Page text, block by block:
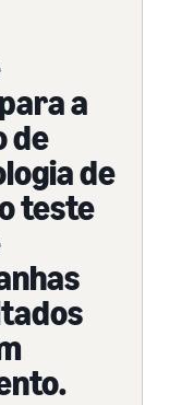
a
de
de
teste